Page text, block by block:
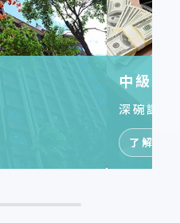
中級會
深碗課程
了解課